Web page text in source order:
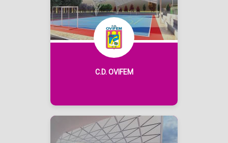
C.D. OVIFEM